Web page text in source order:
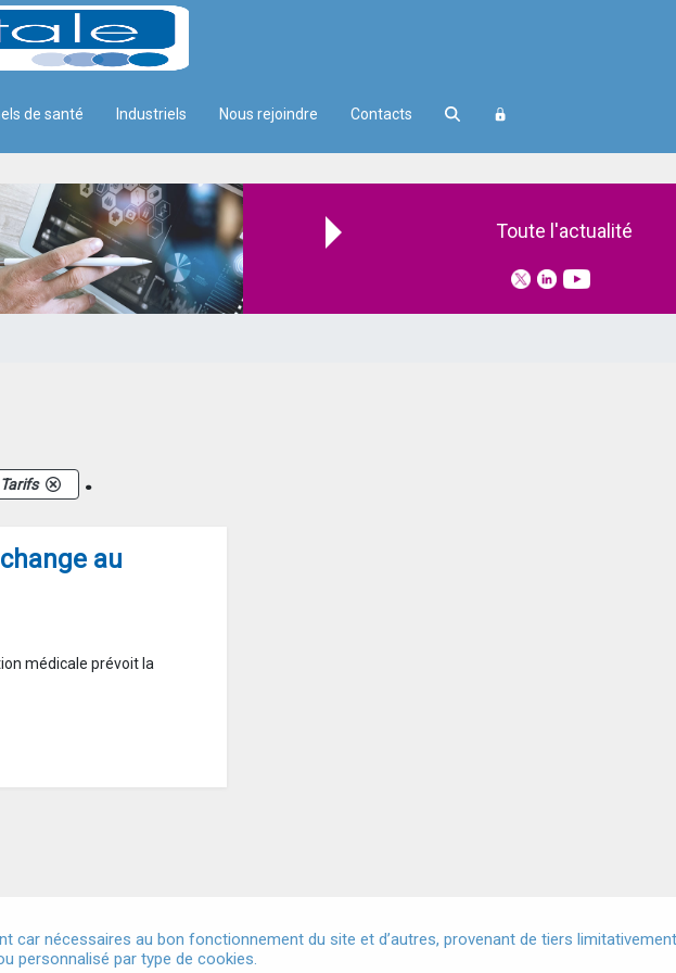
de santé Industriels Nous rejoindre Contacts
Toute l'actualité
Tarifs .
au
médicale prévoit la
nécessaires au bon fonctionnement du site et d’autres, provenant de tiers
personnalisé par type de cookies.